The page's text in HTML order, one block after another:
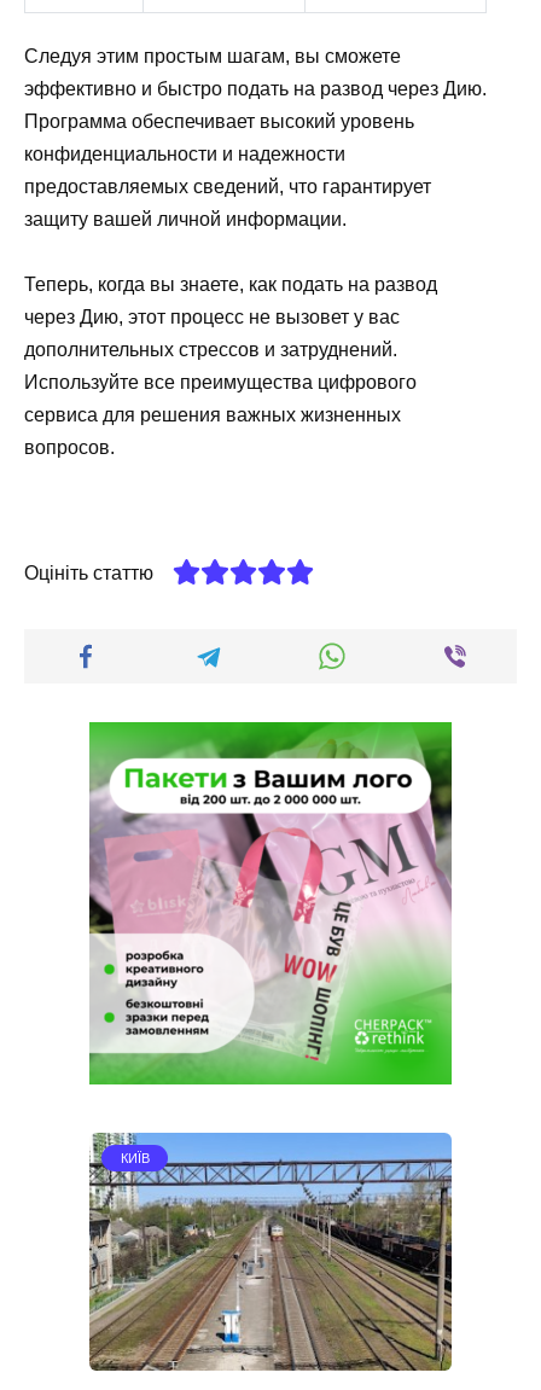
Следуя этим простым шагам, вы сможете
эффективно и быстро подать на развод через Дию.
Программа обеспечивает высокий уровень
конфиденциальности и надежности
предоставляемых сведений, что гарантирует
защиту вашей личной информации.
Теперь, когда вы знаете, как подать на развод
через Дию, этот процесс не вызовет у вас
дополнительных стрессов и затруднений.
Используйте все преимущества цифрового
сервиса для решения важных жизненных
вопросов.
Оцініть статтю
КИЇВ